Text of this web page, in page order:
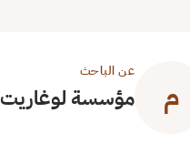
م
عن الباحث
مؤسسة لوغاريت